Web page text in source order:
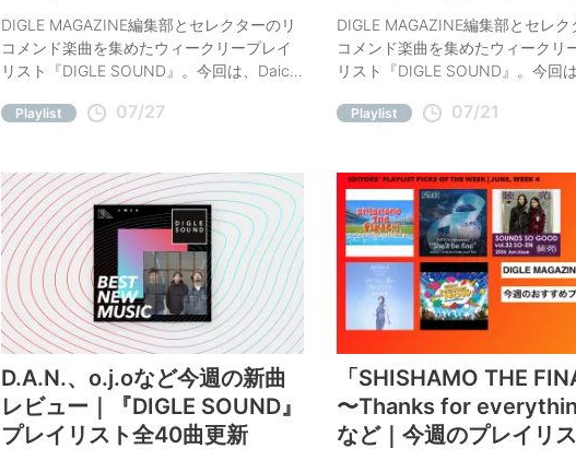
イリスト全40曲更新
DIGLE MAGAZINE編集部とセレクターのリ
コメンド楽曲を集めたウィークリープレイ
リスト『DIGLE SOUND』。今回は、Daichi
FRESINO)」、エイプリルブルー「ヴァージ
Playlist 07/27
DIGLE MAGAZINE編集部とセレク
コメンド楽曲を集めたウィークリ
リスト『DIGLE SOUND』。今回は
ど、今週の注目曲をコメント付き
Playlist 07/21
D.A.N.、o.j.oなど今週の新曲
レビュー｜『DIGLE SOUND』
プレイリスト全40曲更新
「SHISHAMO THE
〜Thanks for
など｜今週のプレイリ